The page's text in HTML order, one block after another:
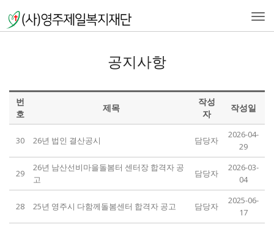
공지사항
번
호
제목
작성
자
작성일
30 26년 법인 결산공시 담당자
2026-04-
29
29
26년 남산선비마을돌봄터 센터장 합격자 공
고
담당자
2026-03-
04
28 25년 영주시 다함께돌봄센터 합격자 공고 담당자
2025-06-
17